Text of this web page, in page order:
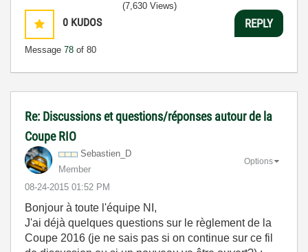
0 KUDOS
Message 78 of 80
(7,630 Views)
REPLY
Re: Discussions et questions/réponses autour de la
Coupe RIO
Sebastien_D
Member
‎08-24-2015 01:52 PM
Options
Bonjour à toute l'équipe NI,
J'ai déjà quelques questions sur le règlement de la
Coupe 2016 (je ne sais pas si on continue sur ce fil